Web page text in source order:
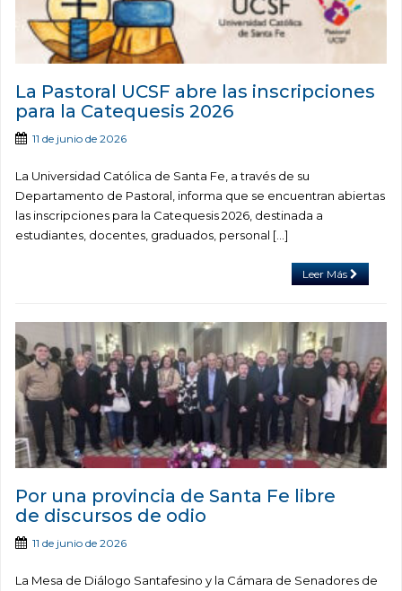
La Pastoral UCSF abre las inscripciones
para la Catequesis 2026
11 de junio de 2026
La Universidad Católica de Santa Fe, a través de su
Departamento de Pastoral, informa que se encuentran abiertas
las inscripciones para la Catequesis 2026, destinada a
estudiantes, docentes, graduados, personal […]
Leer Más
Por una provincia de Santa Fe libre
de discursos de odio
11 de junio de 2026
La Mesa de Diálogo Santafesino y la Cámara de Senadores de